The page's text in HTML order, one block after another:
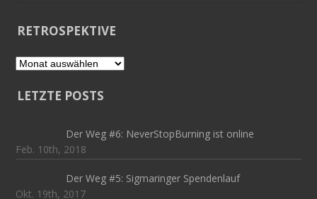
RETROSPEKTIVE
Retrospektive
LETZTE POSTS
Der Weg #6: NeverStopBurning ist online
Feb. 10th, 2018
Der Weg #5: Sigmaringer Spendenlauf
Okt. 19th, 2017